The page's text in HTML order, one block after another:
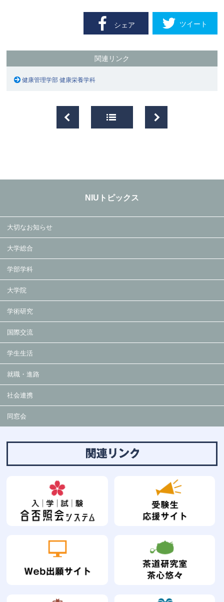
シェア ツイート
関連リンク
健康管理学部 健康栄養学科
NIUトピックス
大切なお知らせ
大学総合
学部学科
大学院
学術研究
国際交流
学生生活
就職・進路
社会連携
同窓会